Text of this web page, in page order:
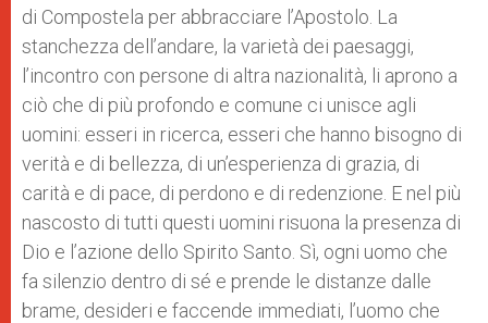
di Compostela per abbracciare l’Apostolo. La
stanchezza dell’andare, la varietà dei paesaggi,
l’incontro con persone di altra nazionalità, li aprono a
ciò che di più profondo e comune ci unisce agli
uomini: esseri in ricerca, esseri che hanno bisogno di
verità e di bellezza, di un’esperienza di grazia, di
carità e di pace, di perdono e di redenzione. E nel più
nascosto di tutti questi uomini risuona la presenza di
Dio e l’azione dello Spirito Santo. Sì, ogni uomo che
fa silenzio dentro di sé e prende le distanze dalle
brame, desideri e faccende immediati, l’uomo che